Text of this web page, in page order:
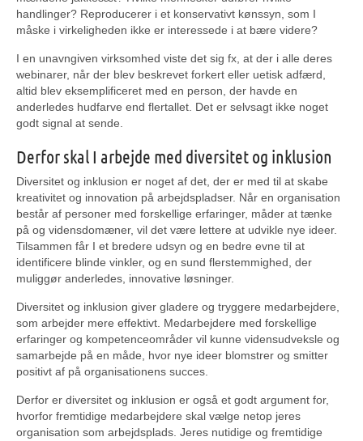
handlinger? Reproducerer i et konservativt kønssyn, som I
måske i virkeligheden ikke er interessede i at bære videre?
I en unavngiven virksomhed viste det sig fx, at der i alle deres
webinarer, når der blev beskrevet forkert eller uetisk adfærd,
altid blev eksemplificeret med en person, der havde en
anderledes hudfarve end flertallet. Det er selvsagt ikke noget
godt signal at sende.
Derfor skal I arbejde med diversitet og inklusion
Diversitet og inklusion er noget af det, der er med til at skabe
kreativitet og innovation på arbejdspladser. Når en organisation
består af personer med forskellige erfaringer, måder at tænke
på og vidensdomæner, vil det være lettere at udvikle nye ideer.
Tilsammen får I et bredere udsyn og en bedre evne til at
identificere blinde vinkler, og en sund flerstemmighed, der
muliggør anderledes, innovative løsninger.
Diversitet og inklusion giver gladere og tryggere medarbejdere,
som arbejder mere effektivt. Medarbejdere med forskellige
erfaringer og kompetenceområder vil kunne vidensudveksle og
samarbejde på en måde, hvor nye ideer blomstrer og smitter
positivt af på organisationens succes.
Derfor er diversitet og inklusion er også et godt argument for,
hvorfor fremtidige medarbejdere skal vælge netop jeres
organisation som arbejdsplads. Jeres nutidige og fremtidige